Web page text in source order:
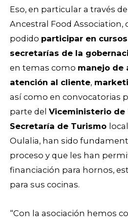
Eso, en particular a través
Ancestral Food Association,
podido participar en
secretarías de la
en temas como manejo de
atención al cliente,
así como en convocatorias
parte del Viceministerio de
Secretaría de Turismo
Oulalia, han sido
proceso y que les han
financiación para hornos,
para sus cocinas.
“Con la asociación hemos